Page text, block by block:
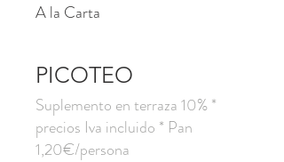
A la Carta
PICOTEO
Suplemento en terraza 10% *
precios Iva incluido * Pan
1,20€/persona